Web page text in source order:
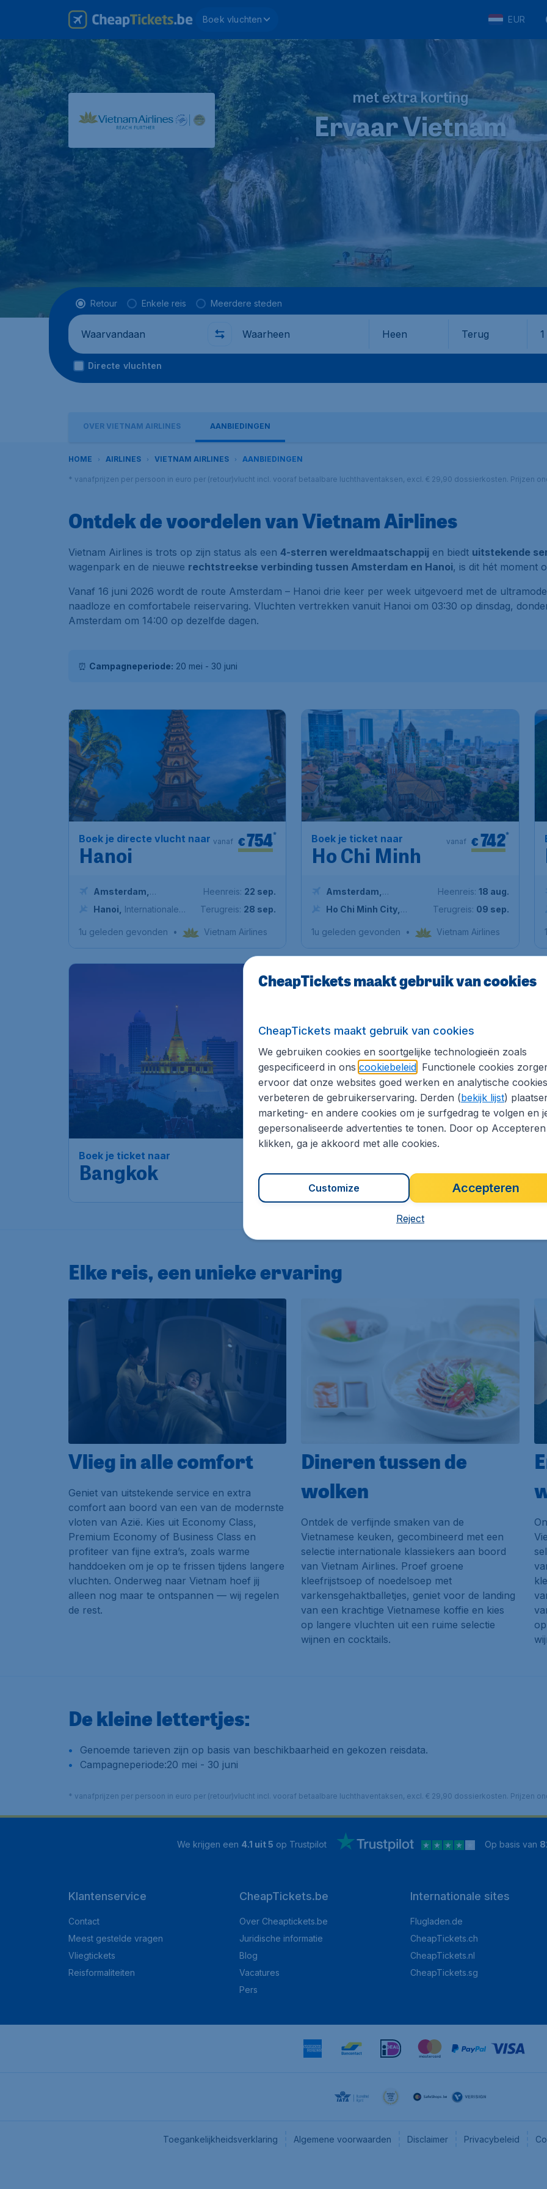
Boek vluchten EUR
met extra korting
Ervaar Vietnam
Vluchttype
Retour Enkele reis Meerdere steden
Waarvandaan Waarheen Heen Terug
Directe vluchten
OVER VIETNAM AIRLINES AANBIEDINGEN
HOME AIRLINES VIETNAM AIRLINES AANBIEDINGEN
* vanafprijzen per persoon in euro per (retour)vlucht incl. vooraf betaalbare luchthaventaksen, excl. € 29,90 dossierkosten. Prijzen
Ontdek de voordelen van Vietnam Airlines
Vietnam Airlines is trots op zijn status als een 4-sterren wereldmaatschappij en biedt uitstekende
wagenpark en de nieuwe rechtstreekse verbinding tussen Amsterdam en Hanoi, is dit hét moment
Vanaf 16 juni 2026 wordt de route Amsterdam – Hanoi drie keer per week uitgevoerd met de
naadloze en comfortabele reiservaring. Vluchten vertrekken vanuit Hanoi om 03:30 op dinsdag,
Amsterdam om 14:00 op dezelfde dagen.
⏰ Campagneperiode: 20 mei - 30 juni
Boek je directe vlucht naar
Hanoi
€754*
vanaf
Amsterdam
Amsterdam Airport
Schiphol
Hanoi
Internationale
Heenreis: 22 sep.
Terugreis: 28 sep.
1u geleden gevonden • Vietnam Airlines
Boek je ticket naar
Ho Chi Minh
€742*
vanaf
Amsterdam
Amsterdam Airport
Ho Chi Minh City
Tan Son Nhat
Heenreis: 18 aug.
Terugreis: 09 sep.
1u geleden gevonden • Vietnam Airlines
Boek je ticket naar
Bangkok Tokio
Elke reis, een unieke ervaring
Vlieg in alle comfort
Geniet van uitstekende service en extra
comfort aan boord van een van de modernste
vloten van Azië. Kies uit Economy Class,
Premium Economy of Business Class en
profiteer van fijne extra’s, zoals warme
handdoeken om je op te frissen tijdens langere
vluchten. Onderweg naar Vietnam hoef jij
alleen nog maar te ontspannen — wij regelen
de rest.
Dineren tussen de
wolken
Ontdek de verfijnde smaken van de
Vietnamese keuken, gecombineerd met een
selectie internationale klassiekers aan boord
van Vietnam Airlines. Proef groene
kleefrijstsoep of noedelsoep met
varkensgehaktballetjes, geniet voor de landing
van een krachtige Vietnamese koffie en kies
op langere vluchten uit een ruime selectie
wijnen en cocktails.
De kleine lettertjes:
Genoemde tarieven zijn op basis van beschikbaarheid en gekozen reisdata.
Campagneperiode:20 mei - 30 juni
* vanafprijzen per persoon in euro per (retour)vlucht incl. vooraf betaalbare luchthaventaksen, excl. € 29,90 dossierkosten. Prijzen
We krijgen een 4.1 uit 5 op Trustpilot Op basis van
Klantenservice
Contact
Meest gestelde vragen
Vliegtickets
Reisformaliteiten
CheapTickets.be
Over Cheaptickets.be
Juridische informatie
Blog
Vacatures
Pers
Internationale sites
Flugladen.de
CheapTickets.ch
CheapTickets.nl
CheapTickets.sg
Toegankelijkheidsverklaring Algemene voorwaarden Disclaimer Privacybeleid
CheapTickets maakt gebruik van cookies
CheapTickets maakt gebruik van cookies
We gebruiken cookies en soortgelijke technologieën zoals
gespecificeerd in ons cookiebeleid. Functionele cookies
ervoor dat onze websites goed werken en analytische cookies
verbeteren de gebruikerservaring. Derden (bekijk lijst)
marketing- en andere cookies om je surfgedrag te volgen en
gepersonaliseerde advertenties te tonen. Door op
klikken, ga je akkoord met alle cookies.
Accepteren
Customize
Reject